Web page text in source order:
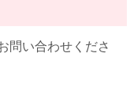
問い合わせくださ